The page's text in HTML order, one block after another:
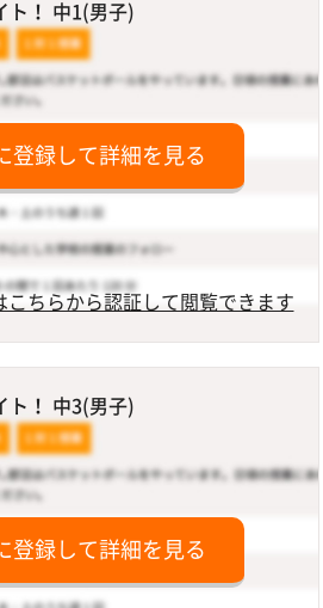
ト！ 中1(男子)
登録して詳細を見る
こちらから認証して閲覧できます
ト！ 中3(男子)
登録して詳細を見る